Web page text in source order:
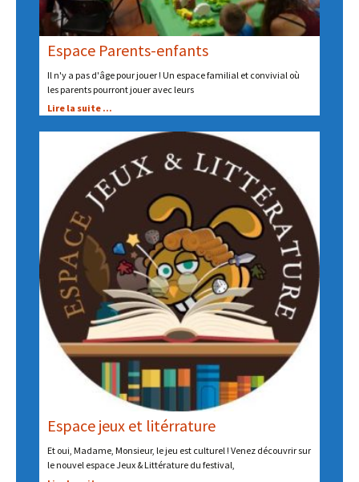
Espace Parents-enfants
Il n'y a pas d'âge pour jouer ! Un espace familial et convivial où
les parents pourront jouer avec leurs
Lire la suite ...
Espace jeux et litérrature
Et oui, Madame, Monsieur, le jeu est culturel ! Venez découvrir sur
le nouvel espace Jeux & Littérature du festival,